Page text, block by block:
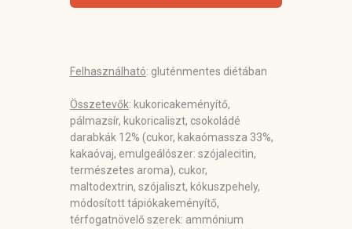
Felhasználható: gluténmentes diétában
Összetevők: kukoricakeményítő,
pálmazsír, kukoricaliszt, csokoládé
darabkák 12% (cukor, kakaómassza 33%,
kakaóvaj, emulgeálószer: szójalecitin,
természetes aroma), cukor,
maltodextrin, szójaliszt, kókuszpehely,
módosított tápiókakeményítő,
térfogatnövelő szerek: ammónium